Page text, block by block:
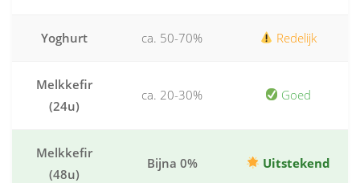
Yoghurt ca. 50-70% Redelijk
Melkkefir
(24u)
ca. 20-30% Goed
Melkkefir
(48u)
Bijna 0% Uitstekend